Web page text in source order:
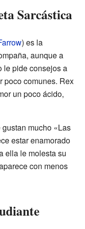
Sarcástica
) es la
aunque a
le pide consejos a
poco comunes. Rex
un poco ácido,
mucho «Las
estar enamorado
ella le molesta su
con menos